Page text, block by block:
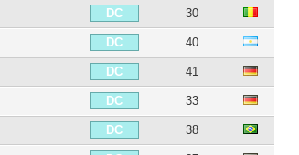
DC 30
DC 40
DC 41
DC 33
DC 38